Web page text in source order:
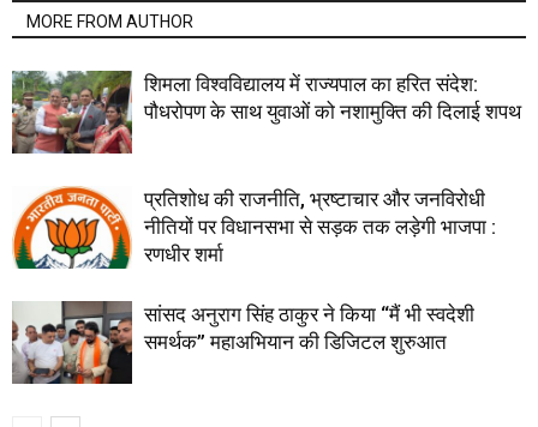
MORE FROM AUTHOR
शिमला विश्वविद्यालय में राज्यपाल का हरित संदेश:
पौधरोपण के साथ युवाओं को नशामुक्ति की दिलाई शपथ
प्रतिशोध की राजनीति, भ्रष्टाचार और जनविरोधी
नीतियों पर विधानसभा से सड़क तक लड़ेगी भाजपा :
रणधीर शर्मा
सांसद अनुराग सिंह ठाकुर ने किया “मैं भी स्वदेशी
समर्थक” महाअभियान की डिजिटल शुरुआत